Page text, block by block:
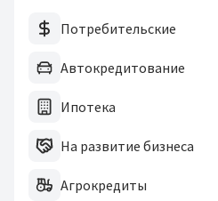
Потребительские
Автокредитование
Ипотека
На развитие бизнеса
Агрокредиты